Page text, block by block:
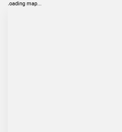
loading map...